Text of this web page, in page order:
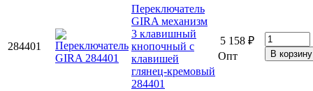
284401
Переключатель
GIRA механизм
3 клавишный
кнопочный с
клавишей
глянец-кремовый
284401
5 158 ₽
Опт